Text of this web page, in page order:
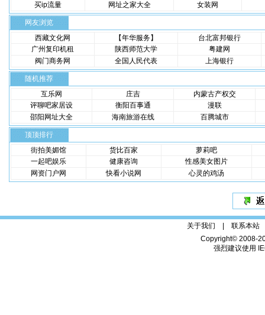
买ip流量
网址之家大全 女装网
网友浏览
西藏文化网
【年华服务】
台北富邦银行
广州复印机租
陕西师范大学
粤建网
阀门商务网
全国人民代表 上海银行
随机推荐
互乐网
庄吉
内蒙古产权交
评聊吧家居设
衡阳百事通
漫联
邵阳网址大全
海南旅游在线 百腾城市
顶顶排行
街拍美媚馆
货比百家
萝莉吧
一起吧娱乐
健康咨询
性感美女图片
网资门户网
快看小说网 心灵的鸡汤
关于我们 | 联系本站
Copyright© 2008-
强烈建议使用